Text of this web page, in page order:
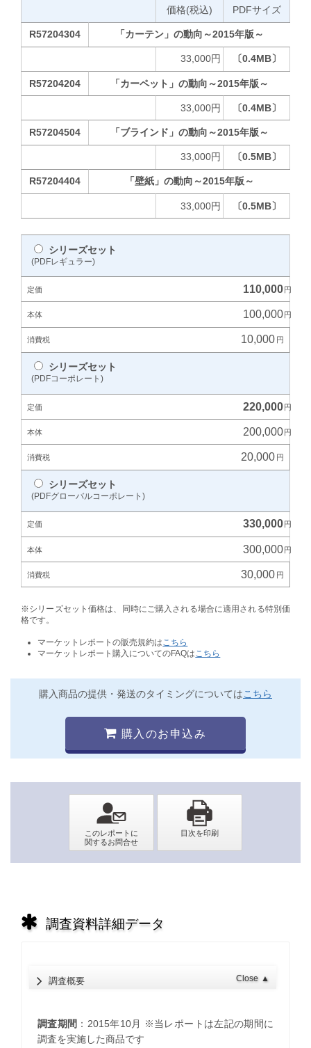
価格(税込) PDFサイズ
R57204304 「カーテン」の動向～2015年版～
33,000円 〔0.4MB〕
R57204204 「カーペット」の動向～2015年版～
33,000円 〔0.4MB〕
R57204504 「ブラインド」の動向～2015年版～
33,000円 〔0.5MB〕
R57204404 「壁紙」の動向～2015年版～
33,000円 〔0.5MB〕
シリーズセット
(PDFレギュラー)
110,000
100,000
10,000
シリーズセット
(PDFコーポレート)
220,000
200,000
20,000
シリーズセット
(PDFグローバルコーポレート)
330,000
300,000
30,000
※シリーズセット価格は、同時にご購入される場合に適用される特別価
格です。
マーケットレポートの販売規約は こちら
マーケットレポート購入についてのFAQは こちら
購入商品の提供・発送のタイミングについてはこちら
購入のお申込み
調査資料詳細データ
調査概要 Close ▲
調査期間 ：2015年10月 ※当レポートは左記の期間に
調査を実施した商品です